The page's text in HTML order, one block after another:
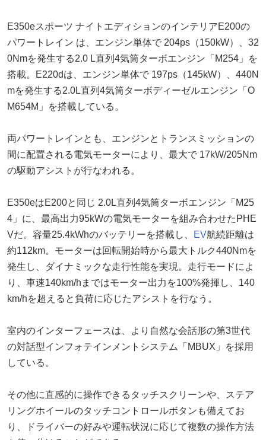
E350eスポーツ ナイトエディションのインテリアE200の
パワートレイン は、エンジン単体で 204ps（150kW）、32
0Nmを発生する2.0 L直列4気筒ターボエンジン「M254」を
搭載。E220dは、エンジン単体で 197ps（145kW）、440N
mを発生する2.0L直列4気筒ターボディーゼルエンジン「O
M654M」を搭載している。
両パワートレインとも、エンジンとトランスミッションの
間に配置される電気モーターにより、最大で 17kW/205Nm
の駆動アシストが行なわれる。
E350eはE200と同じ 2.0L直列4気筒ターボエンジン「M25
4」に、最高出力95kWの電気モーターを組み合わせたPHE
Vだ。容量25.4kWhのバッテリーを搭載し、
EV航続距離は
約112km。モーターは回転開始時から最大トルク440Nmを
発生し、ダイナミックな走行性能を実現。走行モードによ
り、車速140km/hまではモーター出力を100%発揮し、140
km/hを超えると負荷に応じたアシストを行なう。
室内のインターフェースは、より自然な会話形の第3世代
の対話型インフォテインメントシステム「MBUX」を採用
している。
その他に直感的に操作できるタッチスクリーンや、ステア
リングホイールのタッチコントロールボタンも備えてお
り、ドライバーの好みや運転状況に応じて複数の操作方法